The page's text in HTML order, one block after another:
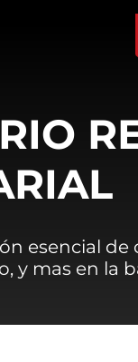
esencial
y mas en la